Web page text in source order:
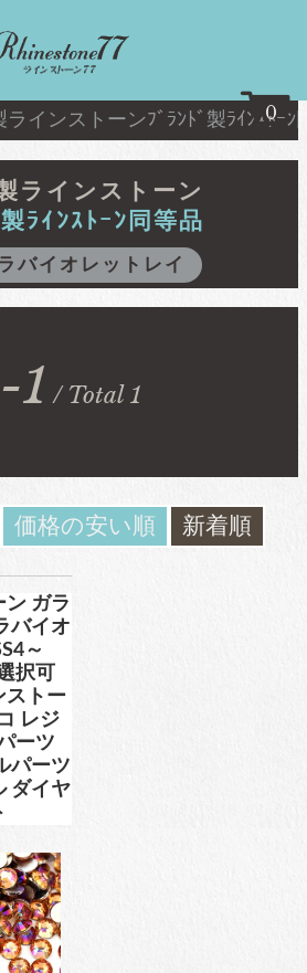
0
ラインストーン
シリウスカット
高級品質ﾗｲﾝｽﾄｰﾝ
ラスラインストーン
ﾗﾝﾄﾞ製ﾗｲﾝｽﾄｰﾝ同等品
ャトン
ﾗﾝﾄﾞ製ﾗｲﾝｽﾄｰﾝ同等品
クリルラインストーン
ールラインストーン
ラインストーンﾌﾞﾗﾝﾄﾞ製ﾗｲﾝｽﾄｰﾝ
ラインストーン
ﾗｲﾝｽﾄｰﾝ同等品
バイオレットレイ
1 / Total 1
価格の安い順 新着順
ン ガラ
バイオ
～
択可
ストー
レジ
ーツ
パーツ
ダイヤ